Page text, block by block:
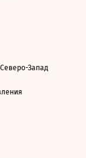
Запад